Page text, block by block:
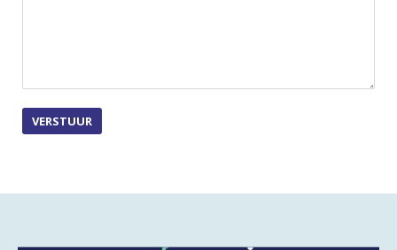
VERSTUUR